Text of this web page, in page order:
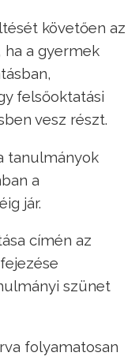
követően az
ha a gyermek
felsőoktatási
vesz részt.
tanulmányok
a
jár.
címén az
szünet
folyamatosan